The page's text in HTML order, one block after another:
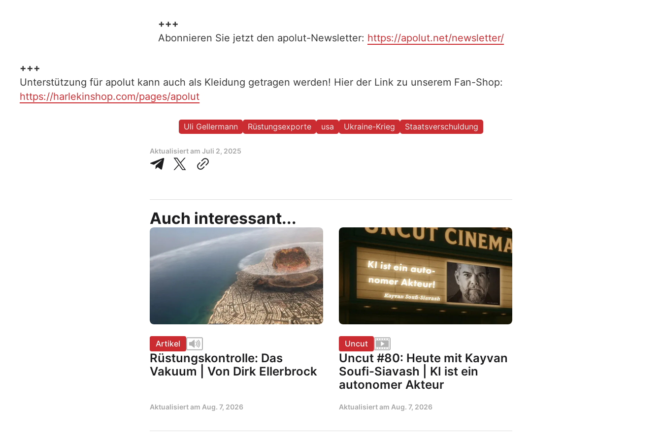
+++
Abonnieren Sie jetzt den apolut-Newsletter: https://apolut.net/newsletter/
+++
Unterstützung für apolut kann auch als Kleidung getragen werden! Hier der Link zu unserem Fan-Shop:
https://harlekinshop.com/pages/apolut
Uli Gellermann Rüstungsexporte usa Ukraine-Krieg Staatsverschuldung
Aktualisiert am Juli 2, 2025
Auch interessant...
Artikel
Rüstungskontrolle: Das
Vakuum | Von Dirk Ellerbrock
Aktualisiert am Aug. 7, 2026
Uncut
Uncut #80: Heute mit Kayvan
Soufi-Siavash | KI ist ein
autonomer Akteur
Aktualisiert am Aug. 7, 2026